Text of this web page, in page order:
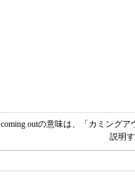
coming outの意味は、「カミング
説明